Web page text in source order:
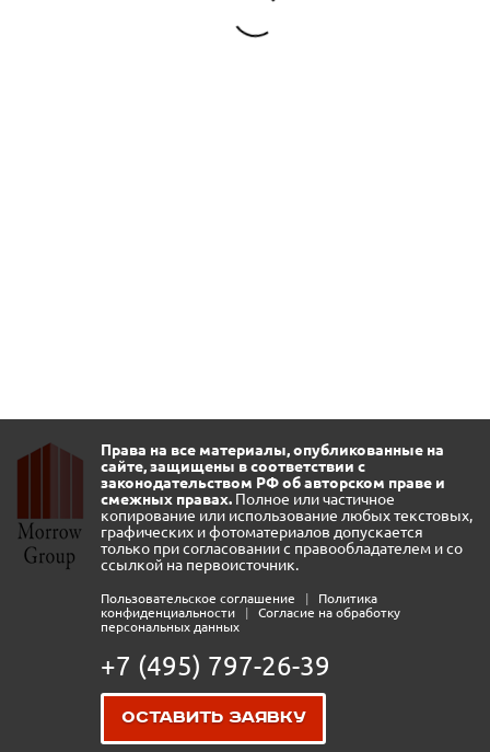
Права на все материалы, опубликованные на
сайте, защищены в соответствии с
законодательством РФ об авторском праве и
смежных правах. Полное или частичное
копирование или использование любых текстовых,
графических и фотоматериалов допускается
только при согласовании с правообладателем и со
ссылкой на первоисточник.
Пользовательское соглашение |
Политика
конфиденциальности
|
Согласие на обработку
персональных данных
+7 (495) 797-26-39
Оставить заявку